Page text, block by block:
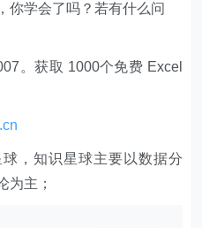
你学会了吗？若有什么问
。获取 1000个免费 Excel
球，知识星球主要以数据分
为主；